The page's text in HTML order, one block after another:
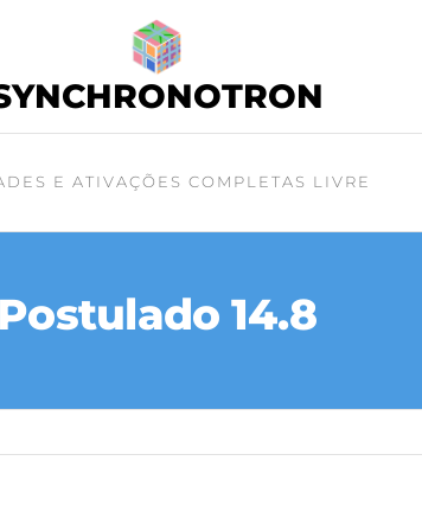
E ATIVAÇÕES COMPLETAS LIVRE
Postulado 14.8